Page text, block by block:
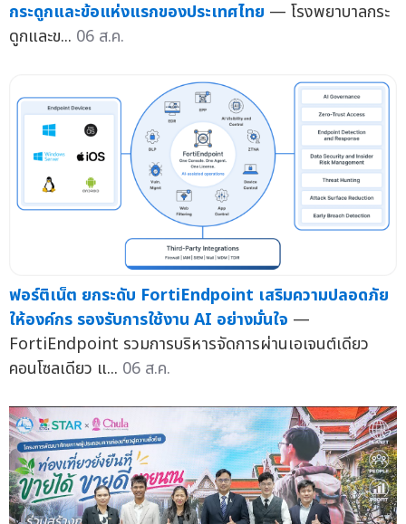
กระดูกและข้อแห่งแรกของประเทศไทย — โรงพยาบาลกระ
ดูกและข... 06 ส.ค.
ฟอร์ติเน็ต ยกระดับ FortiEndpoint เสริมความปลอดภัย
ให้องค์กร รองรับการใช้งาน AI อย่างมั่นใจ —
FortiEndpoint รวมการบริหารจัดการผ่านเอเจนต์เดียว
คอนโซลเดียว แ... 06 ส.ค.